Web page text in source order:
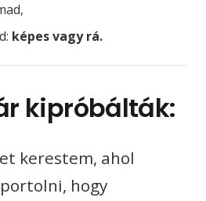
képes vagy rá.
kipróbálták:
kerestem, ahol
hogy